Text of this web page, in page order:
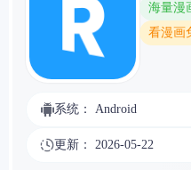
海量漫
看漫画
系统： Android
更新： 2026-05-22